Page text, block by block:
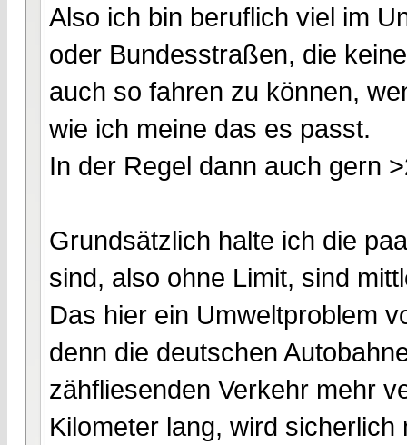
Also ich bin beruflich viel im
oder Bundesstraßen, die
auch so fahren zu können,
wie ich meine das es passt.
In der Regel dann auch gern
Grundsätzlich halte ich die
sind, also ohne Limit, sind
Das hier ein Umweltproblem
denn die deutschen
zähfliesenden Verkehr mehr
Kilometer lang, wird